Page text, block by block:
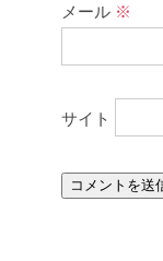
メール ※
サイト